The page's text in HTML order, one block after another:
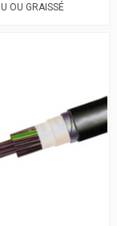
OU GRAISSÉ